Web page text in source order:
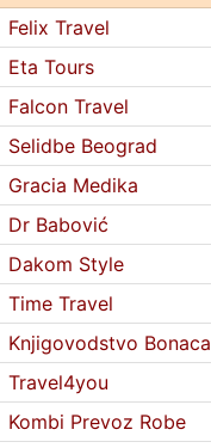
Felix Travel
Eta Tours
Falcon Travel
Selidbe Beograd
Gracia Medika
Dr Babović
Dakom Style
Time Travel
Knjigovodstvo Bonaca
Travel4you
Kombi Prevoz Robe